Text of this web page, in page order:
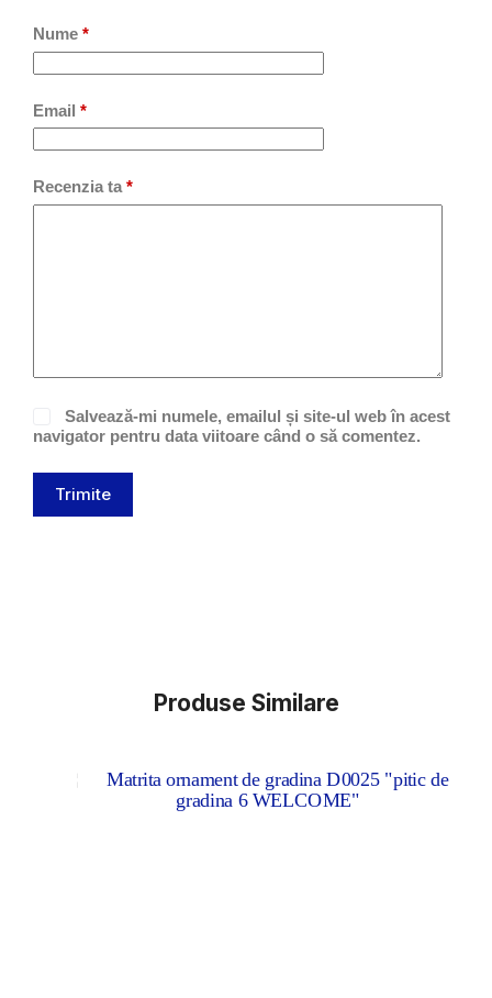
Nume *
Email *
Recenzia ta *
Salvează-mi numele, emailul și site-ul web în acest
navigator pentru data viitoare când o să comentez.
Trimite
Produse Similare